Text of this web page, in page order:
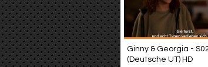
Ginny & Georgia -
(Deutsche UT) HD